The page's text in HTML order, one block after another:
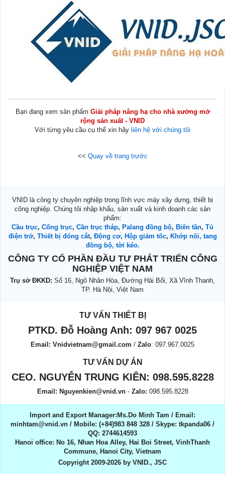
Bạn đang xem sản phẩm Giải pháp nâng hạ cho nhà xưởng mở
rộng sản xuất - VNID
Với từng yêu cầu cụ thể xin hãy liên hệ với chúng tôi
<< Quay về trang trước
VNID là công ty chuyên nghiệp trong lĩnh vực máy xây dựng, thiết bị
công nghiệp. Chúng tôi nhập khẩu, sản xuất và kinh doanh các sản
phẩm:
Cầu trục, Cổng trục, Cần trục tháp, Palang đồng bộ, Biến tần, Tủ
điện trở, Thiết bị đóng cắt, Động cơ, Hộp giảm tốc, Khớp nối, tang
đồng bộ, tời kéo.
CÔNG TY CỔ PHẦN ĐẦU TƯ PHÁT TRIỂN CÔNG
NGHIỆP VIỆT NAM
Trụ sở ĐKKD: Số 16, Ngõ Nhân Hòa, Đường Hải Bối, Xã Vĩnh Thanh,
TP. Hà Nội, Việt Nam
TƯ VẤN THIẾT BỊ
PTKD. Đỗ Hoàng Anh: 097 967 0025
Email: Vnidvietnam@gmail.com / Zalo: 097.967.0025
TƯ VẤN DỰ ÁN
CEO. NGUYỄN TRUNG KIÊN: 098.595.8228
Email: Nguyenkien@vnid.vn- Zalo: 098.595.8228
Import and Export Manager:Ms.Do Minh Tam / Email:
minhtam@vnid.vn / Mobile​:​ (+84)983 848 328 / Skype: tkpanda06 /
QQ: 2744614593
Hanoi office: No 16, Nhan Hoa Alley, Hai Boi Street, VinhThanh
Commune, Hanoi City, Vietnam
Copyright 2009-2026 by VNID., JSC